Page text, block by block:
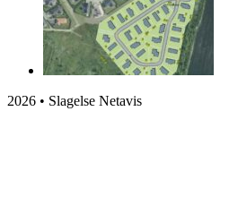
2026 • Slagelse Netavis